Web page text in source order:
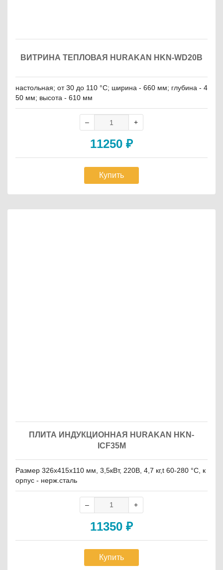
ВИТРИНА ТЕПЛОВАЯ HURAKAN HKN-WD20B
настольная; от 30 до 110 °C; ширина - 660 мм; глубина - 4
50 мм; высота - 610 мм
11250 ₽
Купить
ПЛИТА ИНДУКЦИОННАЯ HURAKAN HKN-
ICF35M
Размер 326x415x110 мм, 3,5кВт, 220В, 4,7 кг,t 60-280 °С, к
орпус - нерж.сталь
11350 ₽
Купить